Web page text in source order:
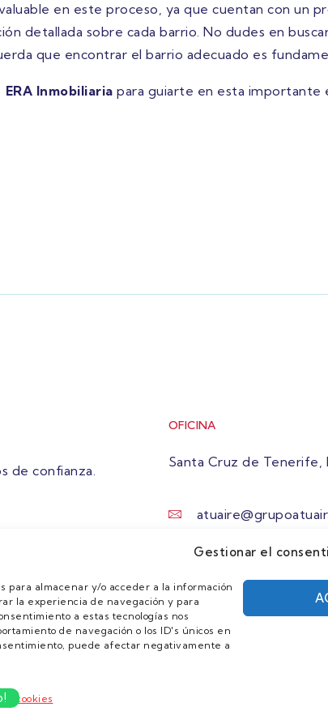
Gestionar el
para almacenar y/o acceder a la información
la experiencia de navegación y para
a estas tecnologías nos
de navegación o los ID's únicos en
puede afectar negativamente a
y cookies
en este proceso, ya que cuentan con un
detallada sobre cada barrio. No dudes en
que encontrar el barrio adecuado es
ERA Inmobiliaria para guiarte en esta importante
de confianza.
OFICINA
Santa Cruz de Tenerife,